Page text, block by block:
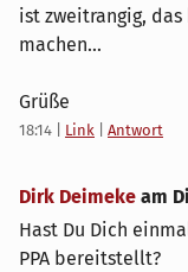
ist zweitrangig,
machen...
Grüße
18:14 Link Antwort
Dirk Deimeke am
Hast Du Dich
PPA bereitstellt?